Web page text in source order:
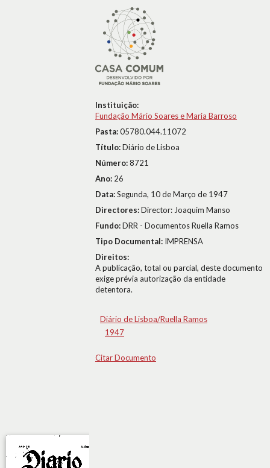
Instituição:
Fundação Mário Soares e Maria Barroso
Pasta:05780.044.11072
Título:Diário de Lisboa
Número:8721
Ano: 26
Data:Segunda, 10 de Março de 1947
Directores:Director: Joaquim Manso
Fundo:DRR - Documentos Ruella Ramos
Tipo Documental: IMPRENSA
Direitos:
A publicação, total ou parcial, deste documento
exige prévia autorização da entidade
detentora.
Diário de Lisboa/Ruella Ramos
1947
Citar Documento